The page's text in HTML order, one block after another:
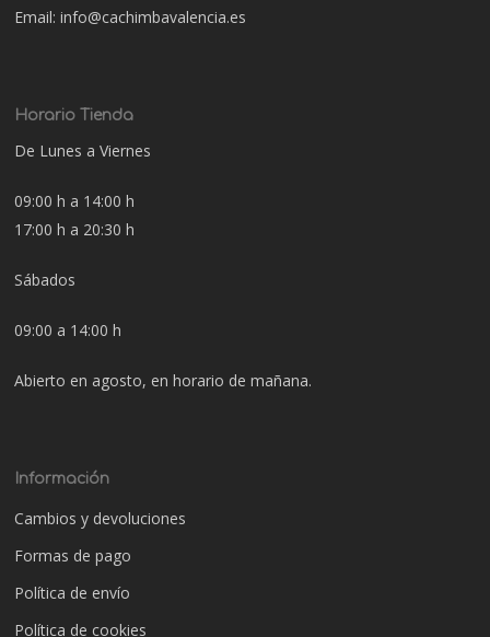
Email: info@cachimbavalencia.es
Horario Tienda
De Lunes a Viernes
09:00 h a 14:00 h
17:00 h a 20:30 h
Sábados
09:00 a 14:00 h
Abierto en agosto, en horario de mañana.
Información
Cambios y devoluciones
Formas de pago
Política de envío
Política de cookies